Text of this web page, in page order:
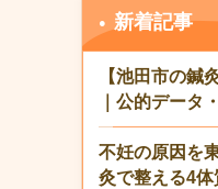
新着記事
【池田市の鍼
｜公的データ
不妊の原因を
灸で整える4体